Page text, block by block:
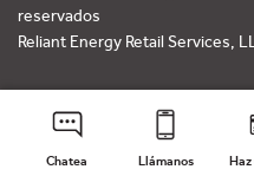
Chatea Llámanos
reservados
Reliant Energy Retail Services,